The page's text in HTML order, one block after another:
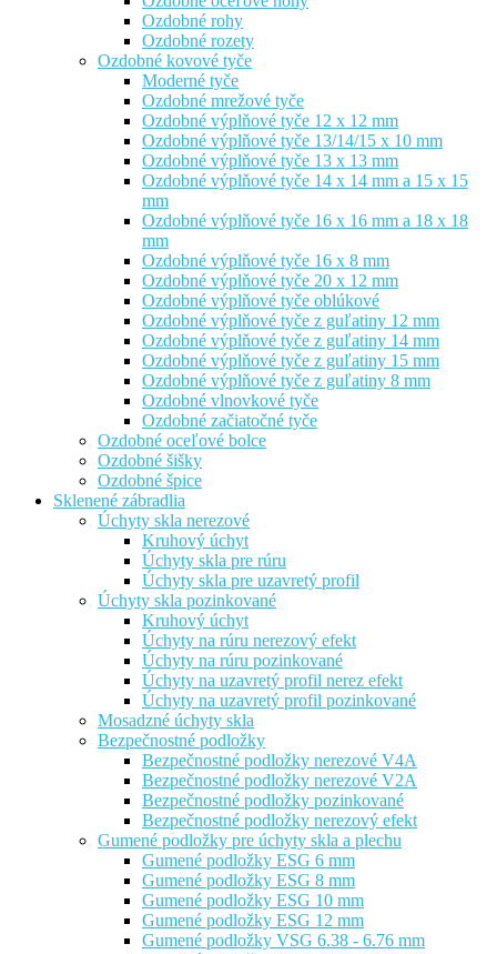
Ozdobné rohy
Ozdobné rozety
Ozdobné kovové tyče
Moderné tyče
Ozdobné mrežové tyče
Ozdobné výplňové tyče 12 x 12 mm
Ozdobné výplňové tyče 13/14/15 x 10 mm
Ozdobné výplňové tyče 13 x 13 mm
Ozdobné výplňové tyče 14 x 14 mm a 15 x 15
mm
Ozdobné výplňové tyče 16 x 16 mm a 18 x 18
mm
Ozdobné výplňové tyče 16 x 8 mm
Ozdobné výplňové tyče 20 x 12 mm
Ozdobné výplňové tyče oblúkové
Ozdobné výplňové tyče z guľatiny 12 mm
Ozdobné výplňové tyče z guľatiny 14 mm
Ozdobné výplňové tyče z guľatiny 15 mm
Ozdobné výplňové tyče z guľatiny 8 mm
Ozdobné vlnovkové tyče
Ozdobné začiatočné tyče
Ozdobné oceľové bolce
Ozdobné šišky
Ozdobné špice
Sklenené zábradlia
Úchyty skla nerezové
Kruhový úchyt
Úchyty skla pre rúru
Úchyty skla pre uzavretý profil
Úchyty skla pozinkované
Kruhový úchyt
Úchyty na rúru nerezový efekt
Úchyty na rúru pozinkované
Úchyty na uzavretý profil nerez efekt
Úchyty na uzavretý profil pozinkované
Mosadzné úchyty skla
Bezpečnostné podložky
Bezpečnostné podložky nerezové V4A
Bezpečnostné podložky nerezové V2A
Bezpečnostné podložky pozinkované
Bezpečnostné podložky nerezový efekt
Gumené podložky pre úchyty skla a plechu
Gumené podložky ESG 6 mm
Gumené podložky ESG 8 mm
Gumené podložky ESG 10 mm
Gumené podložky ESG 12 mm
Gumené podložky VSG 6.38 - 6.76 mm